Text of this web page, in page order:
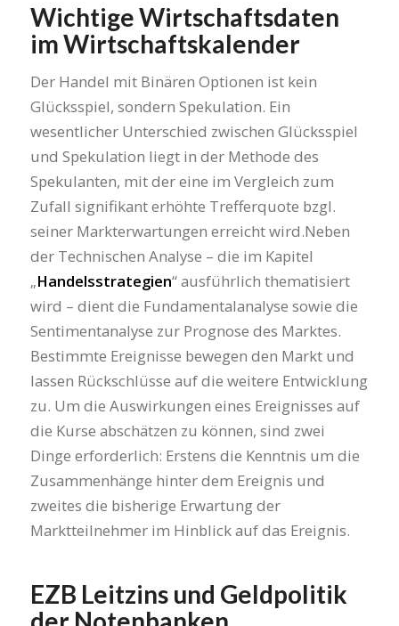
Wichtige Wirtschaftsdaten
im Wirtschaftskalender
Der Handel mit Binären Optionen ist kein
Glücksspiel, sondern Spekulation. Ein
wesentlicher Unterschied zwischen Glücksspiel
und Spekulation liegt in der Methode des
Spekulanten, mit der eine im Vergleich zum
Zufall signifikant erhöhte Trefferquote bzgl.
seiner Markterwartungen erreicht wird.Neben
der Technischen Analyse – die im Kapitel
„Handelsstrategien“ ausführlich thematisiert
wird – dient die Fundamentalanalyse sowie die
Sentimentanalyse zur Prognose des Marktes.
Bestimmte Ereignisse bewegen den Markt und
lassen Rückschlüsse auf die weitere Entwicklung
zu. Um die Auswirkungen eines Ereignisses auf
die Kurse abschätzen zu können, sind zwei
Dinge erforderlich: Erstens die Kenntnis um die
Zusammenhänge hinter dem Ereignis und
zweites die bisherige Erwartung der
Marktteilnehmer im Hinblick auf das Ereignis.
EZB Leitzins und Geldpolitik